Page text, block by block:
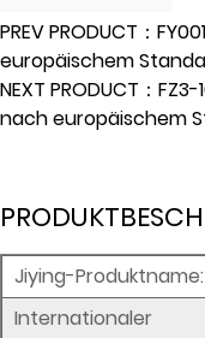
PREV PRODUCT：
europäischem
NEXT PRODUCT：
nach europäischem
Jiying-Produktname:
Internationaler